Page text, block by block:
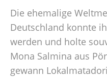
Die ehemalige
Deutschland konnte
werden und holte
Mona Salmina aus
gewann